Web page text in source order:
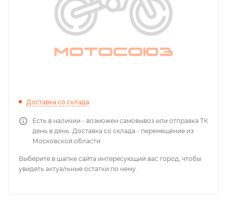
Доставка со склада
Есть в наличии - возможен самовывоз или отправка ТК
день в день. Доставка со склада - перемещение из
Московской области.
Выберите в шапке сайта интересующий вас город, чтобы
увидеть актуальные остатки по нему.